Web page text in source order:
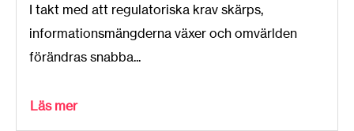
I takt med att regulatoriska krav skärps,
informationsmängderna växer och omvärlden
förändras snabba...
Läs mer